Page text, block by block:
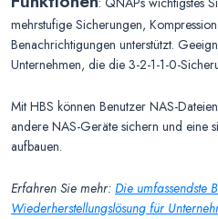
mehrstufige Sicherungen,
Benachrichtigungen unterstützt.
Unternehmen, die die 3-2-1-1-0-
Mit HBS können Benutzer NAS-
andere NAS-Geräte sichern und eine
aufbauen.
Erfahren Sie mehr: Die umfassendste
Wiederherstellungslösung für